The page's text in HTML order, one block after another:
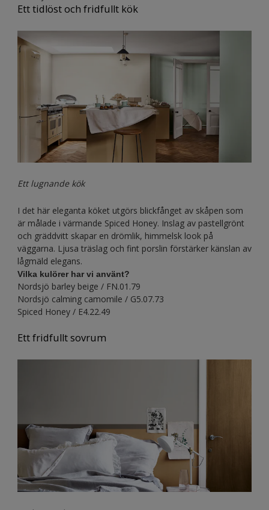
Ett tidlöst och fridfullt kök
Ett lugnande kök
I det här eleganta köket utgörs blickfånget av skåpen som
är målade i värmande Spiced Honey. Inslag av pastellgrönt
och gräddvitt skapar en drömlik, himmelsk look på
väggarna. Ljusa träslag och fint porslin förstärker känslan av
lågmäld elegans.
Vilka kulörer har vi använt?
Nordsjö barley beige / FN.01.79
Nordsjö calming camomile / G5.07.73
Spiced Honey / E4.22.49
Ett fridfullt sovrum